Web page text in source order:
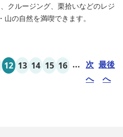
クルージング、栗拾いなどのレジ
の自然を満喫できます。
12 13 14 15 16 ... 次
へ
最後
へ